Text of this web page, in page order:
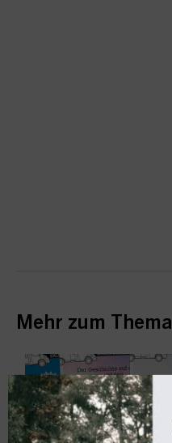
Mehr zum Thema